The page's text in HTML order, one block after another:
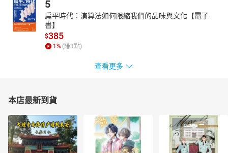
5
扁平時代：演算法如何限縮我們的品味與文化【電子
書】
$385
1% (賺3點)
查看更多
本店最新到貨